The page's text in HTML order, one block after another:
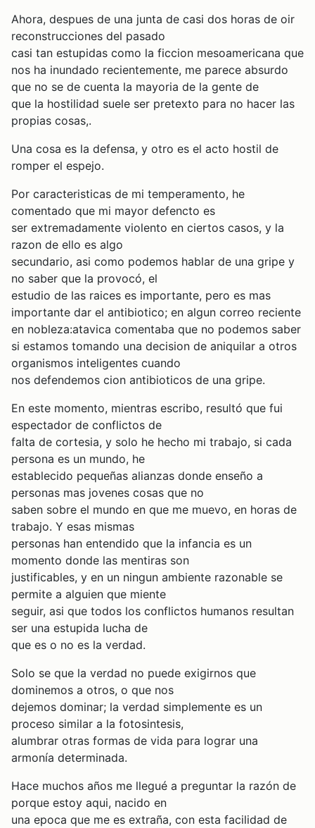
Ahora, despues de una junta de casi dos horas de oir
reconstrucciones del pasado
casi tan estupidas como la ficcion mesoamericana que
nos ha inundado recientemente, me parece absurdo
que no se de cuenta la mayoria de la gente de
que la hostilidad suele ser pretexto para no hacer las
propias cosas,.
Una cosa es la defensa, y otro es el acto hostil de
romper el espejo.
Por caracteristicas de mi temperamento, he
comentado que mi mayor defencto es
ser extremadamente violento en ciertos casos, y la
razon de ello es algo
secundario, asi como podemos hablar de una gripe y
no saber que la provocó, el
estudio de las raices es importante, pero es mas
importante dar el antibiotico; en algun correo reciente
en nobleza:atavica comentaba que no podemos saber
si estamos tomando una decision de aniquilar a otros
organismos inteligentes cuando
nos defendemos cion antibioticos de una gripe.
En este momento, mientras escribo, resultó que fui
espectador de conflictos de
falta de cortesia, y solo he hecho mi trabajo, si cada
persona es un mundo, he
establecido pequeñas alianzas donde enseño a
personas mas jovenes cosas que no
saben sobre el mundo en que me muevo, en horas de
trabajo. Y esas mismas
personas han entendido que la infancia es un
momento donde las mentiras son
justificables, y en un ningun ambiente razonable se
permite a alguien que miente
seguir, asi que todos los conflictos humanos resultan
ser una estupida lucha de
que es o no es la verdad.
Solo se que la verdad no puede exigirnos que
dominemos a otros, o que nos
dejemos dominar; la verdad simplemente es un
proceso similar a la fotosintesis,
alumbrar otras formas de vida para lograr una
armonía determinada.
Hace muchos años me llegué a preguntar la razón de
porque estoy aqui, nacido en
una epoca que me es extraña, con esta facilidad de